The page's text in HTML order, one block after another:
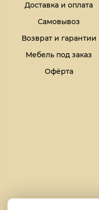
Доставка и оплата
Самовывоз
Возврат и гарантии
Мебель под заказ
Офёрта